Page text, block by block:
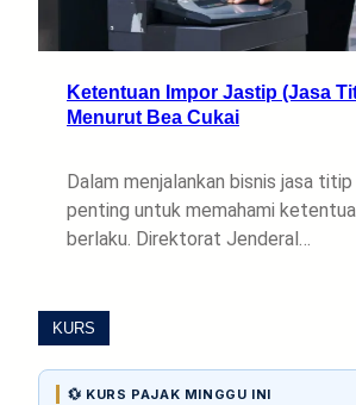
Ketentuan Impor Jastip (Jasa
Menurut Bea Cukai
Dalam menjalankan bisnis jasa
penting untuk memahami
berlaku. Direktorat Jenderal…
KURS
💱 KURS PAJAK MINGGU INI